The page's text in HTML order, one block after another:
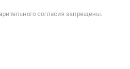
согласия запрещены.